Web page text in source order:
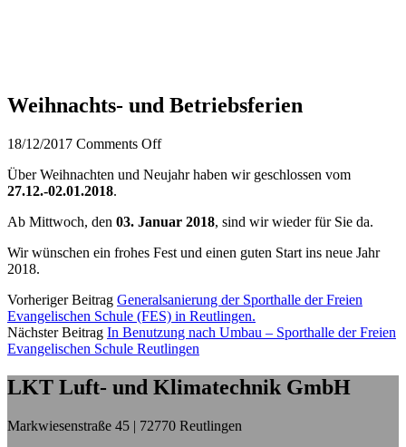
Weihnachts- und Betriebsferien
18/12/2017 Comments Off
Über Weihnachten und Neujahr haben wir geschlossen vom
27.12.-02.01.2018.
Ab Mittwoch, den 03. Januar 2018, sind wir wieder für Sie da.
Wir wünschen ein frohes Fest und einen guten Start ins neue Jahr
2018.
Vorheriger Beitrag Generalsanierung der Sporthalle der Freien
Evangelischen Schule (FES) in Reutlingen.
Nächster Beitrag In Benutzung nach Umbau – Sporthalle der Freien
Evangelischen Schule Reutlingen
LKT Luft- und Klimatechnik GmbH
Markwiesenstraße 45 | 72770 Reutlingen